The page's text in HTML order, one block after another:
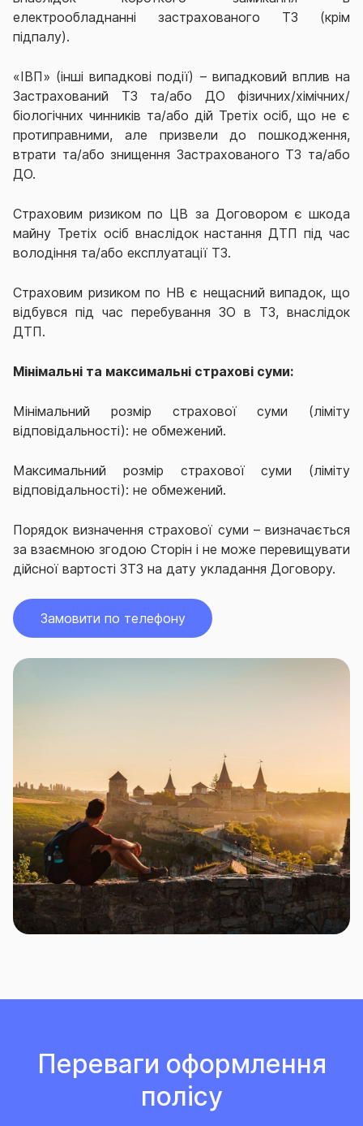
електрообладнанні застрахованого ТЗ (крім
підпалу).
«ІВП» (інші випадкові події) – випадковий вплив на
Застрахований ТЗ та/або ДО фізичних/хімічних/
біологічних чинників та/або дій Третіх осіб, що не є
протиправними, але призвели до пошкодження,
втрати та/або знищення Застрахованого ТЗ та/або
ДО.
Страховим ризиком по ЦВ за Договором є шкода
майну Третіх осіб внаслідок настання ДТП під час
володіння та/або експлуатації ТЗ.
Страховим ризиком по НВ є нещасний випадок, що
відбувся під час перебування ЗО в ТЗ, внаслідок
ДТП.
Мінімальні та максимальні страхові суми:
Мінімальний розмір страхової суми (ліміту
відповідальності): не обмежений.
Максимальний розмір страхової суми (ліміту
відповідальності): не обмежений.
Порядок визначення страхової суми – визначається
за взаємною згодою Сторін і не може перевищувати
дійсної вартості ЗТЗ на дату укладання Договору.
Замовити по телефону
Переваги оформлення
полісу